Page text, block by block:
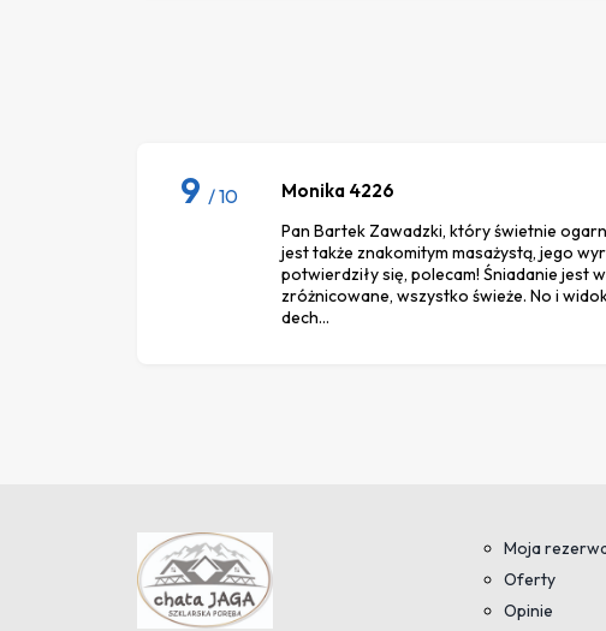
9 / 10 Monika 4226
Pan Bartek Zawadzki, który świetnie
jest także znakomitym masażystą, jego
potwierdziły się, polecam! Śniadanie jest
zróżnicowane, wszystko świeże. No i
dech...
Moja
Oferty
Opinie